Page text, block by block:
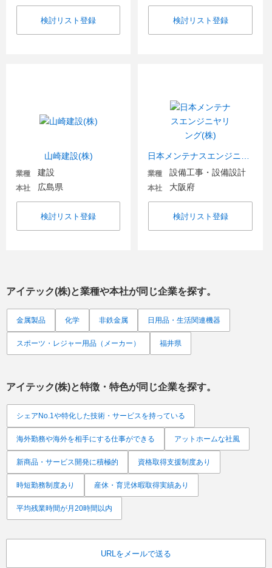
検討リスト登録 検討リスト登録
山崎建設(株)
業種 建設
本社 広島県
検討リスト登録
業種 設備工事・設備設計
本社 大阪府
検討リスト登録
アイテック(株)と業種や本社が同じ企業を探す。
金属製品 化学 非鉄金属 日用品・生活関連機器
スポーツ・レジャー用品（メーカー） 福井県
アイテック(株)と特徴・特色が同じ企業を探す。
シェアNo.1や特化した技術・サービスを持っている
海外勤務や海外を相手にする仕事ができる アットホームな社風
新商品・サービス開発に積極的 資格取得支援制度あり
時短勤務制度あり 産休・育児休暇取得実績あり
平均残業時間が月20時間以内
URLをメールで送る